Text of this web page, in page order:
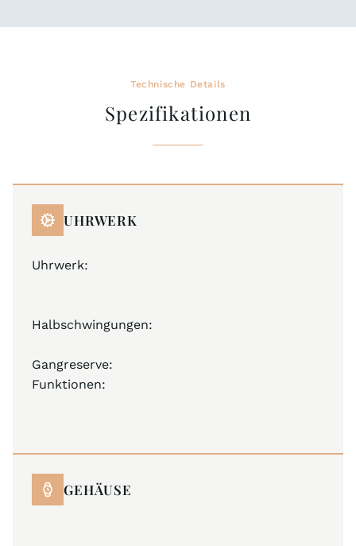
Technische Details
Spezifikationen
UHRWERK
Uhrwerk:
Halbschwingungen:
Gangreserve:
Funktionen:
GEHÄUSE